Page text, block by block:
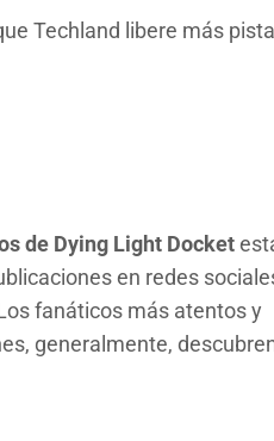
Techland libere más
de Dying Light Docket
en redes
fanáticos más atentos y
generalmente,